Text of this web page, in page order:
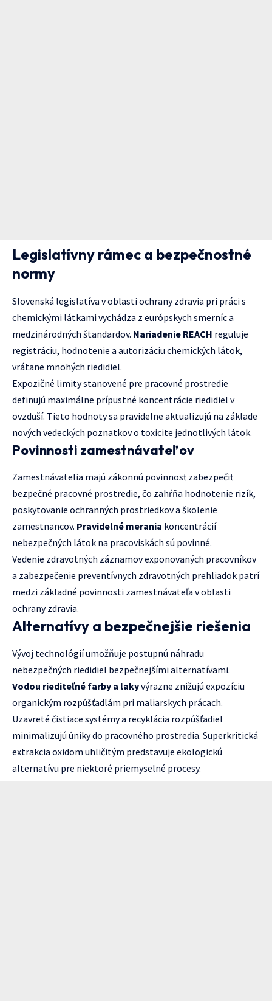
Legislatívny rámec a bezpečnostné
normy
Slovenská legislatíva v oblasti ochrany zdravia pri práci s
chemickými látkami vychádza z európskych smerníc a
medzinárodných štandardov. Nariadenie REACH reguluje
registráciu, hodnotenie a autorizáciu chemických látok,
vrátane mnohých riedidiel.
Expozičné limity stanovené pre pracovné prostredie
definujú maximálne prípustné koncentrácie riedidiel v
ovzduší. Tieto hodnoty sa pravidelne aktualizujú na základe
nových vedeckých poznatkov o toxicite jednotlivých látok.
Povinnosti zamestnávateľov
Zamestnávatelia majú zákonnú povinnosť zabezpečiť
bezpečné pracovné prostredie, čo zahŕňa hodnotenie rizík,
poskytovanie ochranných prostriedkov a školenie
zamestnancov. Pravidelné merania koncentrácií
nebezpečných látok na pracoviskách sú povinné.
Vedenie zdravotných záznamov exponovaných pracovníkov
a zabezpečenie preventívnych zdravotných prehliadok patrí
medzi základné povinnosti zamestnávateľa v oblasti
ochrany zdravia.
Alternatívy a bezpečnejšie riešenia
Vývoj technológií umožňuje postupnú náhradu
nebezpečných riedidiel bezpečnejšími alternatívami.
Vodou riediteľné farby a lakyvýrazne znižujú expozíciu
organickým rozpúšťadlám pri maliarskych prácach.
Uzavreté čistiace systémy a recyklácia rozpúšťadiel
minimalizujú úniky do pracovného prostredia. Superkritická
extrakcia oxidom uhličitým predstavuje ekologickú
alternatívu pre niektoré priemyselné procesy.